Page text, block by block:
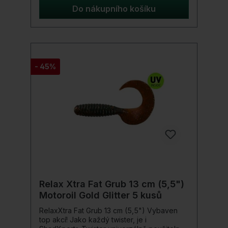
kovanými VMC® 7286R TechSet®,
kombinací svářených kroužků a
ultrapevných rozdělovacích kroužků, které
neústupné výsledky.Detaily produktu: Barva:
Do nákupního košíku
- 45%
Relax Xtra Fat Grub 13 cm (5,5")
Motoroil Gold Glitter 5 kusů
RelaxXtra Fat Grub 13 cm (5,5") Vybaven
top akcí! Jako každý twister, je i